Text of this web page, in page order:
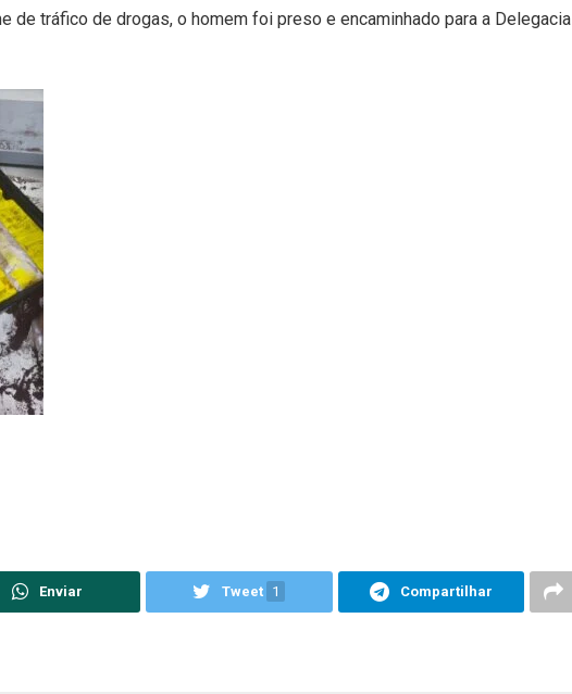
de tráfico de drogas, o homem foi preso e encaminhado para a Delegacia
Enviar Tweet 1 Compartilhar